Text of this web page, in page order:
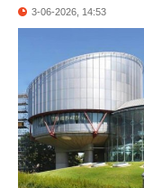
3-06-2026, 14:53